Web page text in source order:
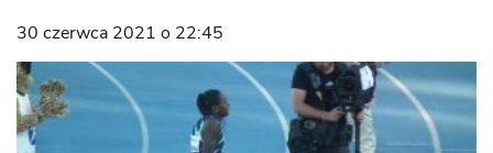
30 czerwca 2021 o 22:45